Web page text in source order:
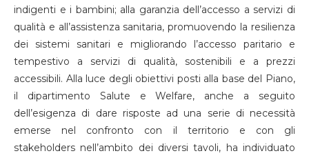
indigenti e i bambini; alla garanzia dell’accesso a servizi di
qualità e all’assistenza sanitaria, promuovendo la resilienza
dei sistemi sanitari e migliorando l’accesso paritario e
tempestivo a servizi di qualità, sostenibili e a prezzi
accessibili. Alla luce degli obiettivi posti alla base del Piano,
il dipartimento Salute e Welfare, anche a seguito
dell’esigenza di dare risposte ad una serie di necessità
emerse nel confronto con il territorio e con gli
stakeholders nell’ambito dei diversi tavoli, ha individuato